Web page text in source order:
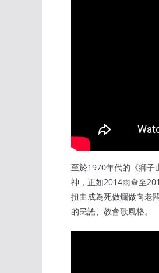
至於1970年代的《獅子
神，正如2014雨傘至
扭曲成為死做爛做向老
的民謠、教會歌風格。